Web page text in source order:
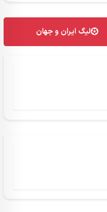
لیگ ایران و جهان